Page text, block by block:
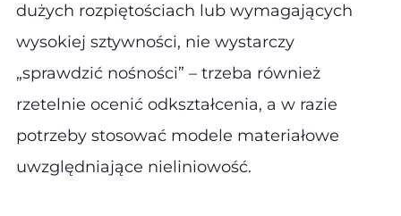
dużych rozpiętościach lub wymagających
wysokiej sztywności, nie wystarczy
„sprawdzić nośności” – trzeba również
rzetelnie ocenić odkształcenia, a w razie
potrzeby stosować modele materiałowe
uwzględniające nieliniowość.